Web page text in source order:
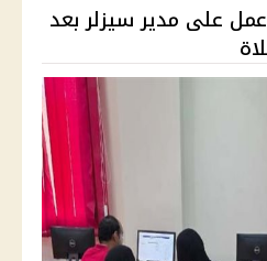
على مدير سيزلر بعد